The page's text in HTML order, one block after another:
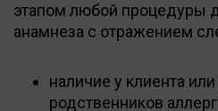
этапом любой процедуры
анамнеза с отражением
наличие у клиента
родственников